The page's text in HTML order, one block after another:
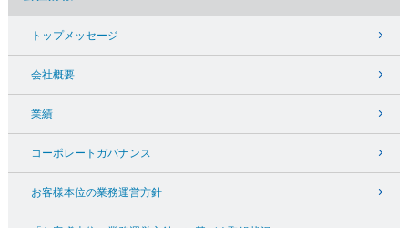
トップメッセージ
会社概要
業績
コーポレートガバナンス
お客様本位の業務運営方針